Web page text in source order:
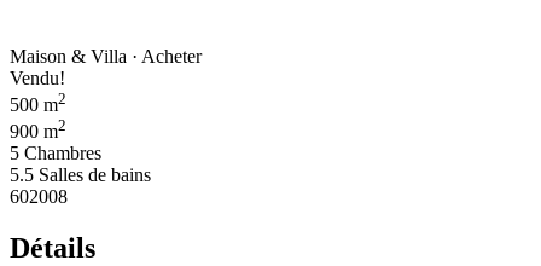
Maison & Villa · Acheter
Vendu!
500 m2
900 m2
5 Chambres
5.5 Salles de bains
602008
Détails